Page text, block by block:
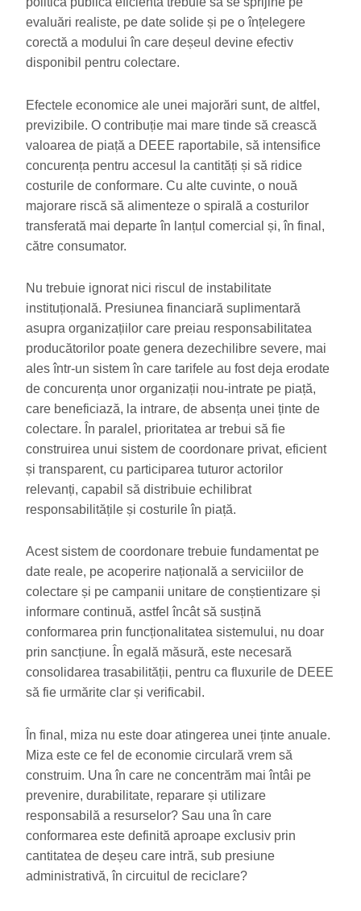
evaluări realiste, pe date solide și pe o înțelegere
corectă a modului în care deșeul devine efectiv
disponibil pentru colectare.
Efectele economice ale unei majorări sunt, de altfel,
previzibile. O contribuție mai mare tinde să crească
valoarea de piață a DEEE raportabile, să intensifice
concurența pentru accesul la cantități și să ridice
costurile de conformare. Cu alte cuvinte, o nouă
majorare riscă să alimenteze o spirală a costurilor
transferată mai departe în lanțul comercial și, în final,
către consumator.
Nu trebuie ignorat nici riscul de instabilitate
instituțională. Presiunea financiară suplimentară
asupra organizațiilor care preiau responsabilitatea
producătorilor poate genera dezechilibre severe, mai
ales într-un sistem în care tarifele au fost deja erodate
de concurența unor organizații nou-intrate pe piață,
care beneficiază, la intrare, de absența unei ținte de
colectare. În paralel, prioritatea ar trebui să fie
construirea unui sistem de coordonare privat, eficient
și transparent, cu participarea tuturor actorilor
relevanți, capabil să distribuie echilibrat
responsabilitățile și costurile în piață.
Acest sistem de coordonare trebuie fundamentat pe
date reale, pe acoperire națională a serviciilor de
colectare și pe campanii unitare de conștientizare și
informare continuă, astfel încât să susțină
conformarea prin funcționalitatea sistemului, nu doar
prin sancțiune. În egală măsură, este necesară
consolidarea trasabilității, pentru ca fluxurile de DEEE
să fie urmărite clar și verificabil.
În final, miza nu este doar atingerea unei ținte anuale.
Miza este ce fel de economie circulară vrem să
construim. Una în care ne concentrăm mai întâi pe
prevenire, durabilitate, reparare și utilizare
responsabilă a resurselor? Sau una în care
conformarea este definită aproape exclusiv prin
cantitatea de deșeu care intră, sub presiune
administrativă, în circuitul de reciclare?